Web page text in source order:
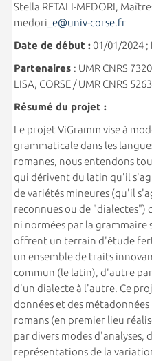
Stella RETALI-MEDORI,
medori _e@univ-corse.fr
Date de début :01/01/2024 ;
Partenaires : UMR CNRS
LISA, CORSE / UMR CNRS
Résumé du projet :
Le projet ViGramm vise à
grammaticale dans les
romanes, nous entendons
qui dérivent du latin qu'il
de variétés mineures (qu'il
reconnues ou de "dialectes")
ni normées par la grammaire
offrent un terrain d'étude
un ensemble de traits
commun (le latin), d'autre
d'un dialecte à l'autre. Ce
données et des
romans (en premier lieu
par divers modes d'analyses,
représentations de la